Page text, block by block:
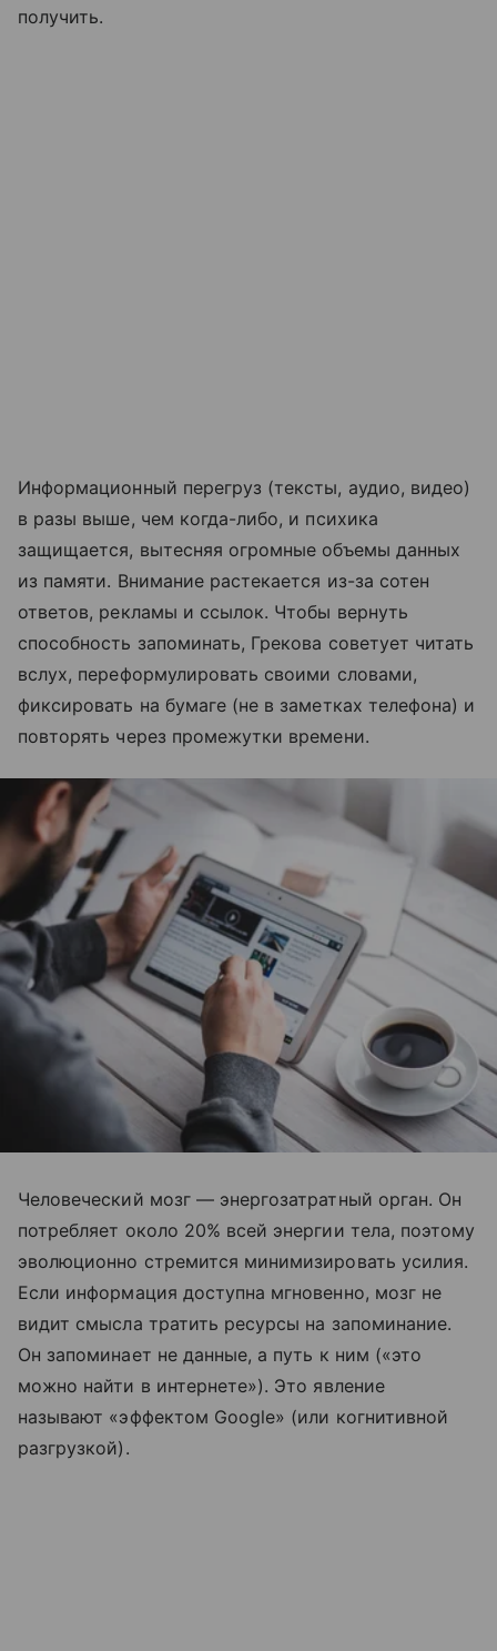
получить.
Информационный перегруз (тексты, аудио, видео)
в разы выше, чем когда-либо, и психика
защищается, вытесняя огромные объемы данных
из памяти. Внимание растекается из-за сотен
ответов, рекламы и ссылок. Чтобы вернуть
способность запоминать, Грекова советует читать
вслух, переформулировать своими словами,
фиксировать на бумаге (не в заметках телефона) и
повторять через промежутки времени.
Человеческий мозг — энергозатратный орган. Он
потребляет около 20% всей энергии тела, поэтому
эволюционно стремится минимизировать усилия.
Если информация доступна мгновенно, мозг не
видит смысла тратить ресурсы на запоминание.
Он запоминает не данные, а путь к ним («это
можно найти в интернете»). Это явление
называют «эффектом Google» (или когнитивной
разгрузкой).